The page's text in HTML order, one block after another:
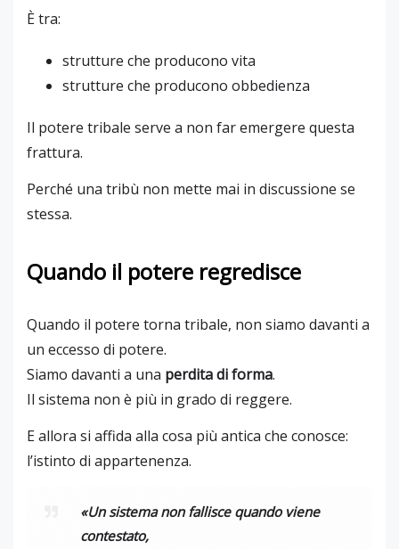
È tra:
strutture che producono vita
strutture che producono obbedienza
Il potere tribale serve a non far emergere questa
frattura.
Perché una tribù non mette mai in discussione se
stessa.
Quando il potere regredisce
Quando il potere torna tribale, non siamo davanti a
un eccesso di potere.
Siamo davanti a una perdita di forma.
Il sistema non è più in grado di reggere.
E allora si affida alla cosa più antica che conosce:
l’istinto di appartenenza.
«Un sistema non fallisce quando viene
contestato,